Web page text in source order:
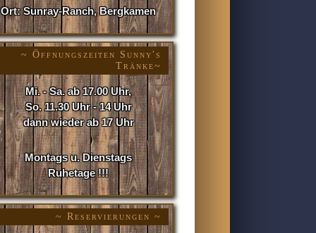
Ort: Sunray-Ranch, Bergkamen
~ Öffnungszeiten Sunny's
Tränke~
Mi. - Sa. ab 17.00 Uhr,
So. 11.30 Uhr - 14 Uhr
dann wieder ab 17 Uhr
Montags u. Dienstags
Ruhetage !!!
~ Reservierungen ~